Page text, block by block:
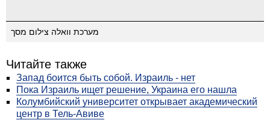
מערכת וואלה צילום מסך
Читайте также
Запад боится быть собой. Израиль - нет
Пока Израиль ищет решение, Украина его нашла
Колумбийский университет открывает академический
центр в Тель-Авиве